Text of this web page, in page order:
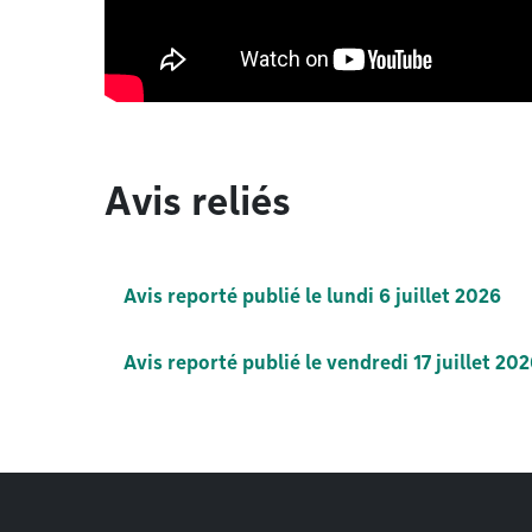
Avis reliés
Avis reporté publié le lundi 6 juillet 2026
Avis reporté publié le vendredi 17 juillet